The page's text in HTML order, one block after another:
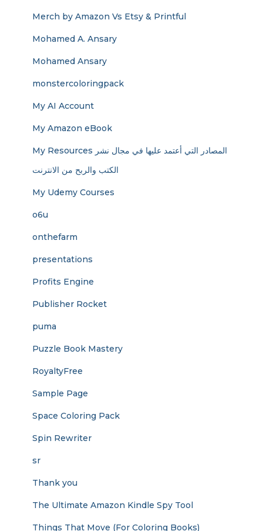
Merch by Amazon Vs Etsy & Printful
Mohamed A. Ansary
Mohamed Ansary
monstercoloringpack
My AI Account
My Amazon eBook
My Resources المصادر التي أعتمد عليها في مجال نشر
الكتب والربح من الانترنت
My Udemy Courses
o6u
onthefarm
presentations
Profits Engine
Publisher Rocket
puma
Puzzle Book Mastery
RoyaltyFree
Sample Page
Space Coloring Pack
Spin Rewriter
sr
Thank you
The Ultimate Amazon Kindle Spy Tool
Things That Move (For Coloring Books)